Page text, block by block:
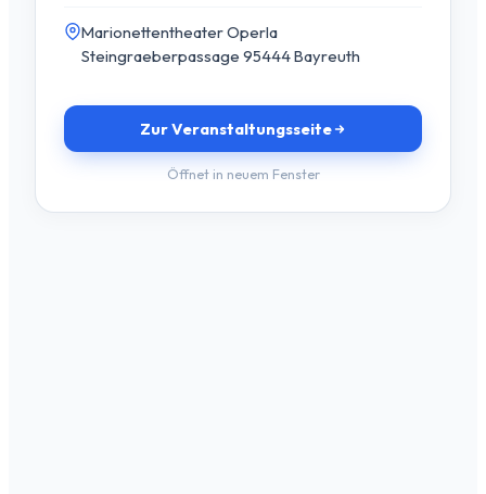
Marionettentheater Operla
Steingraeberpassage 95444 Bayreuth
Zur Veranstaltungsseite
Öffnet in neuem Fenster